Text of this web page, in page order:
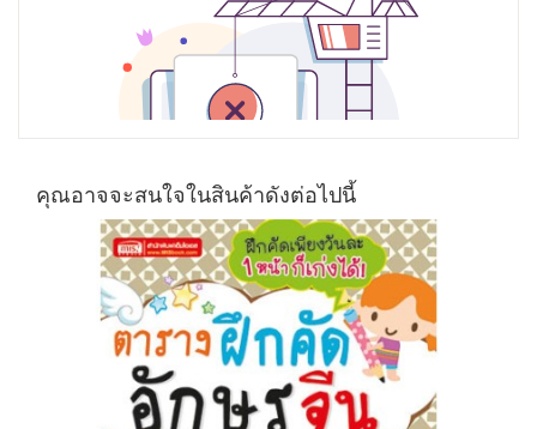
คุณอาจจะสนใจในสินค้าดังต่อไปนี้